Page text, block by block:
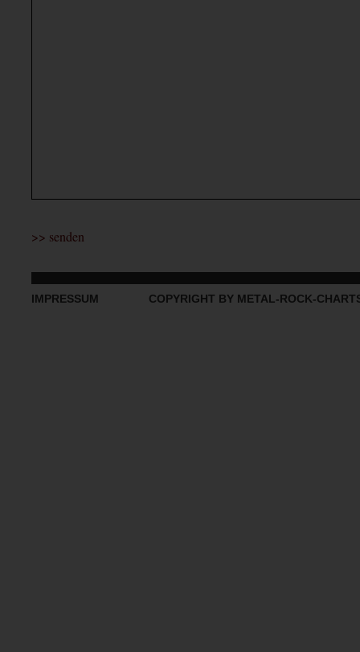
IMPRESSUM COPYRIGHT BY METAL-ROCK-